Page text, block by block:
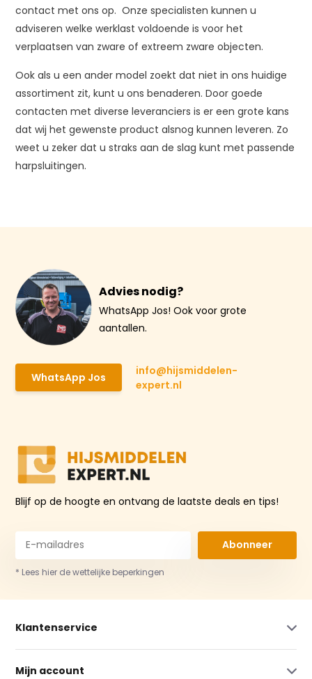
contact met ons op. Onze specialisten kunnen u
adviseren welke werklast voldoende is voor het
verplaatsen van zware of extreem zware objecten.
Ook als u een ander model zoekt dat niet in ons huidige
assortiment zit, kunt u ons benaderen. Door goede
contacten met diverse leveranciers is er een grote kans
dat wij het gewenste product alsnog kunnen leveren. Zo
weet u zeker dat u straks aan de slag kunt met passende
harpsluitingen.
Advies nodig?
WhatsApp Jos! Ook voor grote
aantallen.
WhatsApp Jos
info@hijsmiddelen-
expert.nl
Blijf op de hoogte en ontvang de laatste deals en tips!
Abonneer
* Lees hier de wettelijke beperkingen
Klantenservice
Mijn account